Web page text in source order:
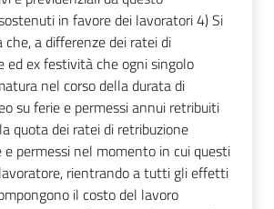
in favore dei lavoratori 4) Si
a differenze dei ratei di
ed ex festività che ogni singolo
nel corso della durata di
su ferie e permessi annui retribuiti
quota dei ratei di retribuzione
permessi nel momento in cui questi
rientrando a tutti gli effetti
il costo del lavoro